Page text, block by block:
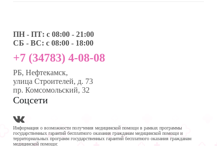
ПН - ПТ: с 08:00 - 21:00
СБ - ВС: с 08:00 - 18:00
+7 (34783) 4-08-08
РБ, Нефтекамск,
улица Строителей, д. 73
пр. Комсомольский, 32
Соцсети
Информация о возможности получения медицинской помощи в рамках программы
государственных гарантий бесплатного оказания гражданам медицинской помощи и
территориальных программ государственных гарантий бесплатного оказания гражданам
медицинской помощи: